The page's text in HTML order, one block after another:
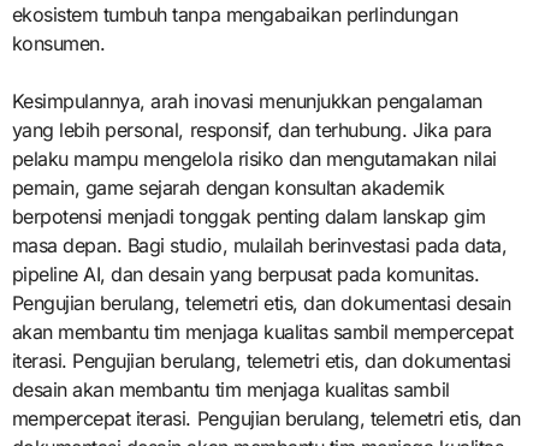
ekosistem tumbuh tanpa mengabaikan perlindungan
konsumen.
Kesimpulannya, arah inovasi menunjukkan pengalaman
yang lebih personal, responsif, dan terhubung. Jika para
pelaku mampu mengelola risiko dan mengutamakan nilai
pemain, game sejarah dengan konsultan akademik
berpotensi menjadi tonggak penting dalam lanskap gim
masa depan. Bagi studio, mulailah berinvestasi pada data,
pipeline AI, dan desain yang berpusat pada komunitas.
Pengujian berulang, telemetri etis, dan dokumentasi desain
akan membantu tim menjaga kualitas sambil mempercepat
iterasi. Pengujian berulang, telemetri etis, dan dokumentasi
desain akan membantu tim menjaga kualitas sambil
mempercepat iterasi. Pengujian berulang, telemetri etis, dan